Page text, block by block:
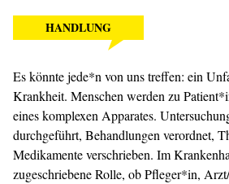
HANDLUNG
Es könnte jede*n von uns treffen: ein
Krankheit. Menschen werden zu
eines komplexen Apparates.
durchgeführt, Behandlungen verordnet,
Medikamente verschrieben. Im
zugeschriebene Rolle, ob Pfleger*in,